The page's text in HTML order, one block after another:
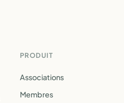
PRODUIT
Associations
Membres